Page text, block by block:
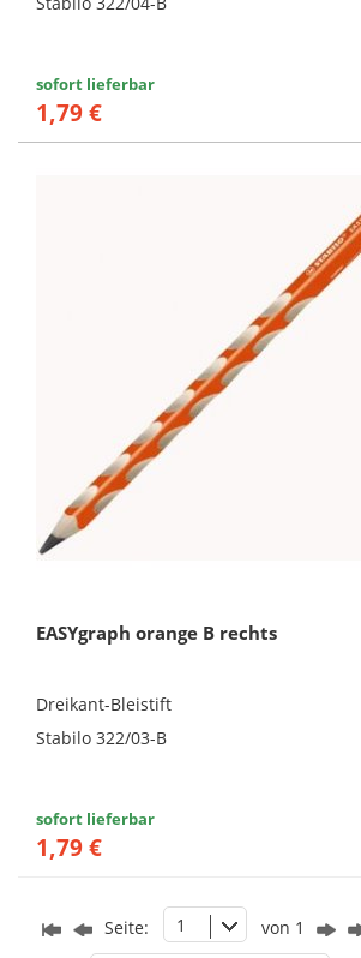
sofort lieferbar
1,79 €
EASYgraph orange B rechts
Dreikant-Bleistift
Stabilo 322/03-B
sofort lieferbar
1,79 €
Seite: 1 von 1